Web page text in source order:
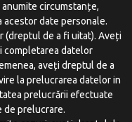
circumstanțe,
date personale.
(dreptul de a fi uitat). Aveți
completarea datelor
aveți dreptul de a
la prelucrarea datelor in
prelucrării efectuate
de prelucrare.